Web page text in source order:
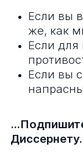
Если вы
же, как
Если для
Если вы